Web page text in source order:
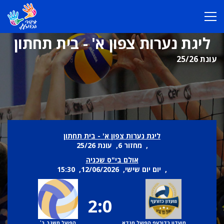
ליגת נערות צפון א' - בית תחתון
עונת 25/26
ליגת נערות צפון א' - בית תחתון
, מחזור 6, עונת 25/26
אולם בי"ס שכניה
, יום יום שישי, 12/06/2026, 15:30
מועדון כדורעף הפועל מנדא
2:0
הפועל משגב ב'